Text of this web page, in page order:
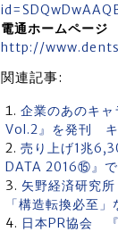
電通ホームページ
http://
関連記事:
企業のあのキ
Vol.2』を発刊 キ
売り上げ1兆
DATA 2016⑮
矢野経済研究
「構造転換必至
日本PR協会